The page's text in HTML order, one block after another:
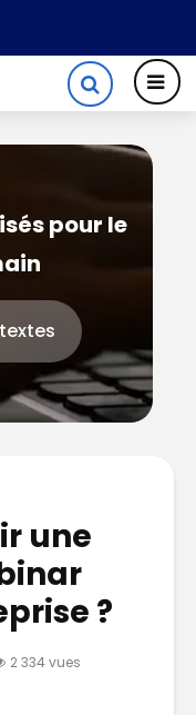
pour le
une
?
2 334 vues